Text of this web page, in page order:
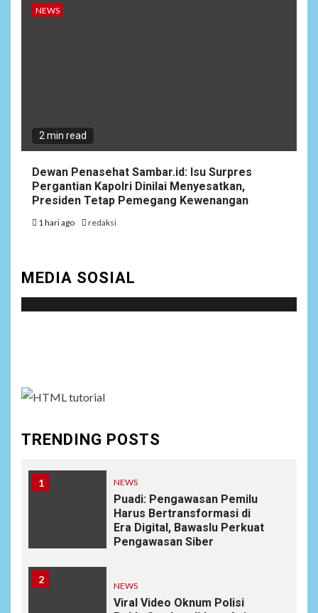
NEWS
2 min read
Dewan Penasehat Sambar.id: Isu Surpres
Pergantian Kapolri Dinilai Menyesatkan,
Presiden Tetap Pemegang Kewenangan
1 hari ago redaksi
MEDIA SOSIAL
TRENDING POSTS
1 NEWS
Puadi: Pengawasan Pemilu
Harus Bertransformasi di
Era Digital, Bawaslu Perkuat
Pengawasan Siber
2
NEWS
Viral Video Oknum Polisi